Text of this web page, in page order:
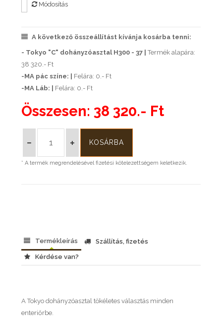
Módosítás
A következő összeállítást kívánja kosárba tenni:
- Tokyo "C" dohányzóasztal H300 - 37 |Termék alapára:
38 320.- Ft
-MA pác színe: |
Felára: 0.- Ft
-MA Láb: |
Felára: 0.- Ft
Összesen: 38 320.- Ft
* A termék megrendelésével fizetési kötelezettségem keletkezik.
Termékleírás Szállítás, fizetés
Kérdése van?
A Tokyo dohányzóasztal tökéletes választás minden
enteriőrbe.